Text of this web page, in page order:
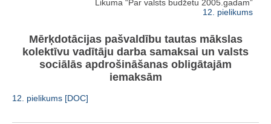
Likuma “Par valsts budžetu 2005.gadam”
12. pielikums
Mērķdotācijas pašvaldību tautas mākslas
kolektīvu vadītāju darba samaksai un valsts
sociālās apdrošināšanas obligātajām
iemaksām
12. pielikums [DOC]